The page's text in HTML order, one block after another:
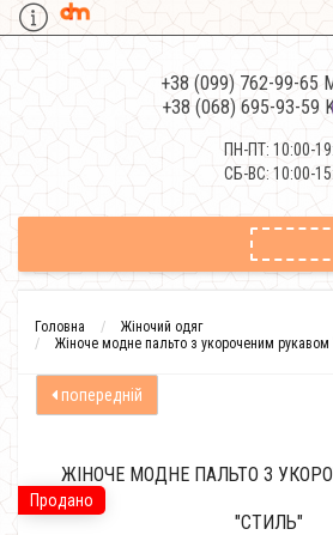
+38 (099) 762-99-65
+38 (068) 695-93-59
ПН-ПТ: 10:00-
СБ-ВС: 10:00-
Головна
Жіночий одяг
Жіноче модне пальто з укороченим рукавом
попередній
Продано
ЖІНОЧЕ МОДНЕ ПАЛЬТО З
"СТИЛЬ"